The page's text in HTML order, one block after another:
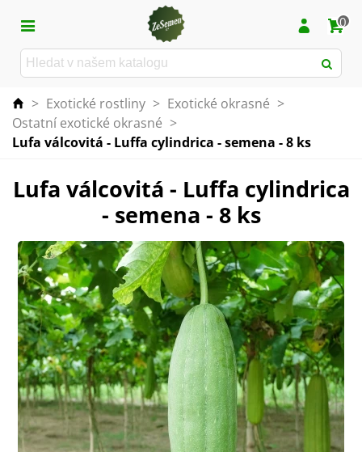
0
> Exotické rostliny > Exotické okrasné >
Ostatní exotické okrasné >
Lufa válcovitá - Luffa cylindrica - semena - 8 ks
Lufa válcovitá - Luffa cylindrica
- semena - 8 ks